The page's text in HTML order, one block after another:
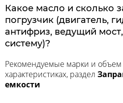
Какое масло и сколько
погрузчик (двигатель,
антифриз, ведущий
систему)?
Рекомендуемые марки и объем
характеристиках, раздел
емкости